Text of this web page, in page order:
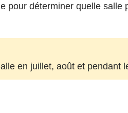
pour déterminer quelle
en juillet, août et pendant